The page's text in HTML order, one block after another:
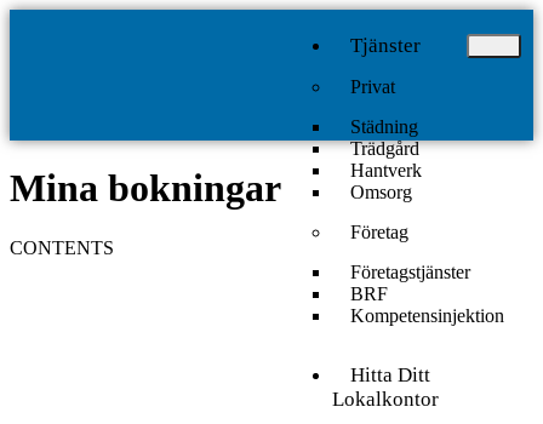
Tjänster
Privat
Städning
Trädgård
Hantverk
Omsorg
Företag
Företagstjänster
BRF
Kompetensinjektion
Hitta Ditt
Lokalkontor
Mina bokningar
CONTENTS